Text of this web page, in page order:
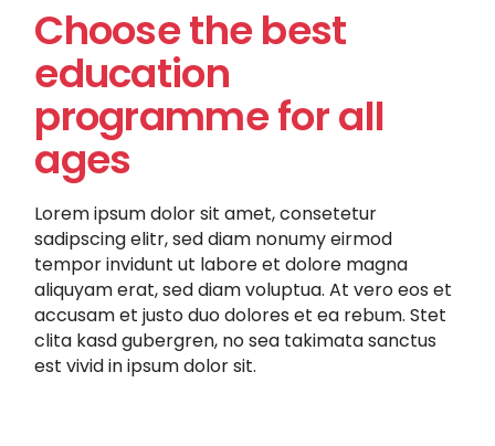
Choose the best
education
programme for all
ages
Lorem ipsum dolor sit amet, consetetur
sadipscing elitr, sed diam nonumy eirmod
tempor invidunt ut labore et dolore magna
aliquyam erat, sed diam voluptua. At vero eos et
accusam et justo duo dolores et ea rebum. Stet
clita kasd gubergren, no sea takimata sanctus
est vivid in ipsum dolor sit.